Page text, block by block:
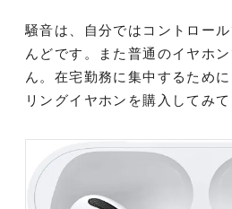
騒音は、自分ではコントロー
んどです。また普通のイヤホ
ん。在宅勤務に集中するため
リングイヤホンを購入してみて